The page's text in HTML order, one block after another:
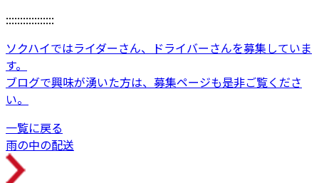
:::::::::::::::::
ソクハイではライダーさん、ドライバーさんを募集していま
す。
ブログで興味が湧いた方は、募集ページも是非ご覧くださ
い。
一覧に戻る
雨の中の配送